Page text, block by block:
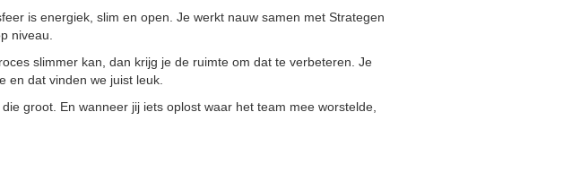
is energiek, slim en open. Je werkt nauw samen met Strategen
niveau.
slimmer kan, dan krijg je de ruimte om dat te verbeteren. Je
en dat vinden we juist leuk.
groot. En wanneer jij iets oplost waar het team mee worstelde,